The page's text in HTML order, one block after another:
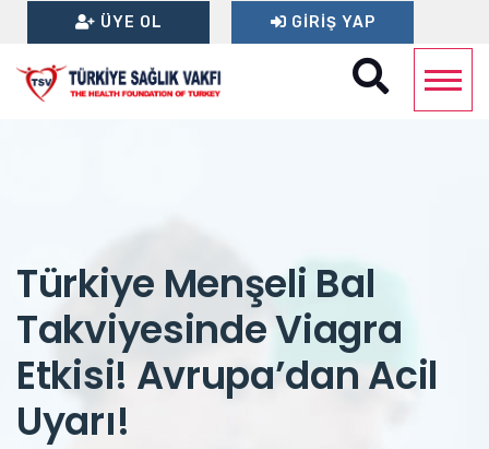
ÜYE OL GIRIŞ YAP
Türkiye Menşeli Bal
Takviyesinde Viagra
Etkisi! Avrupa’dan Acil
Uyarı!